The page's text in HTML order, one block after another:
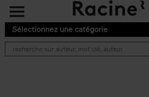
Aller au contenu principal
Sélectionnez une catégorie